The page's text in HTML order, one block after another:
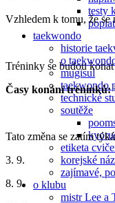
testy
taekwondo
historie
o
mugisul
taekwondo
technické
soutěže
etiketa
korejské
zajímavé,
o klubu
mistr Lee a
Vzhledem k tomu, že se
Tréninky se budou
Časy konání tréninků:
Tato změna se zatím
3. 9.
8. 9.